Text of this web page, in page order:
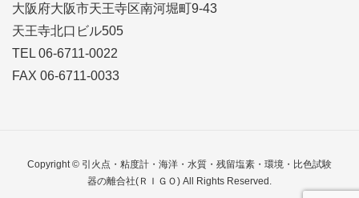
大阪府大阪市天王寺区南河堀町9-43
天王寺北口ビル505
TEL 06-6711-0022
FAX 06-6711-0033
Copyright © 引火点・粘度計・海洋・水質・残留塩素・環境・比色試験
器の離合社(ＲＩＧＯ) All Rights Reserved.